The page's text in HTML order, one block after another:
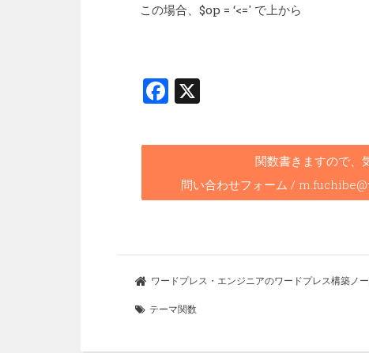
この場合、$op = ‘<=' で上から
F
ce
o
関数書きますので、
問い合わせフォーム /
ワードプレス・エンジニアのワードプレス構築ノ
テーマ関数